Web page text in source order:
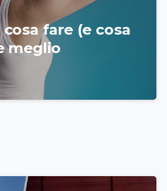
fare (e cosa
meglio